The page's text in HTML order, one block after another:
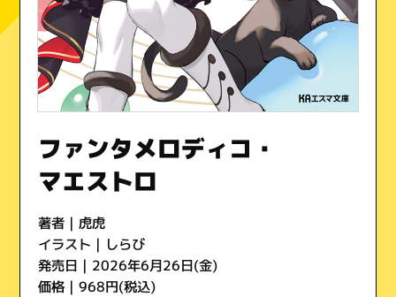
ファンタメロディコ・
マエストロ
著者 | 虎虎
イラスト | しらび
発売日 | 2026年6月26日(金)
価格 | 968円(税込)